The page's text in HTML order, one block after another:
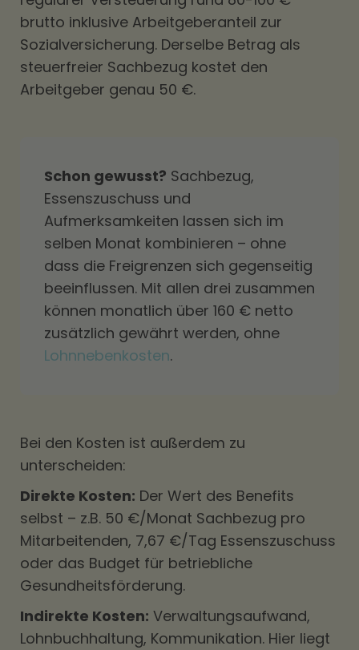
brutto inklusive Arbeitgeberanteil zur
Sozialversicherung. Derselbe Betrag als
steuerfreier Sachbezug kostet den
Arbeitgeber genau 50 €.
Schon gewusst? Sachbezug,
Essenszuschuss und
Aufmerksamkeiten lassen sich im
selben Monat kombinieren – ohne
dass die Freigrenzen sich gegenseitig
beeinflussen. Mit allen drei zusammen
können monatlich über 160 € netto
zusätzlich gewährt werden, ohne
Lohnnebenkosten.
Bei den Kosten ist außerdem zu
unterscheiden:
Direkte Kosten: Der Wert des Benefits
selbst – z.B. 50 €/Monat Sachbezug pro
Mitarbeitenden, 7,67 €/Tag Essenszuschuss
oder das Budget für betriebliche
Gesundheitsförderung.
Indirekte Kosten: Verwaltungsaufwand,
Lohnbuchhaltung, Kommunikation. Hier liegt